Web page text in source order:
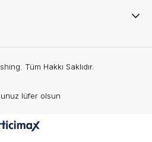
Tüm Hakkı Saklıdır.
lüfer olsun